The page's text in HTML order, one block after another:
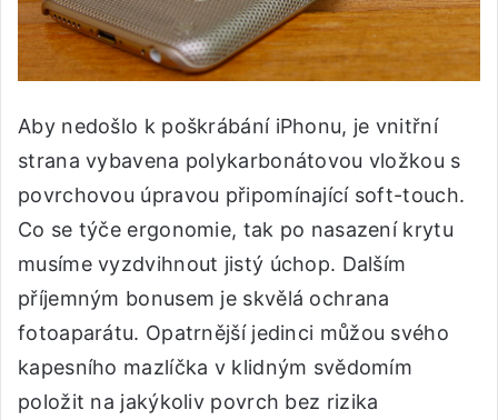
Aby nedošlo k poškrábání iPhonu, je vnitřní
strana vybavena polykarbonátovou vložkou s
povrchovou úpravou připomínající soft-touch.
Co se týče ergonomie, tak po nasazení krytu
musíme vyzdvihnout jistý úchop. Dalším
příjemným bonusem je skvělá ochrana
fotoaparátu. Opatrnější jedinci můžou svého
kapesního mazlíčka v klidným svědomím
položit na jakýkoliv povrch bez rizika